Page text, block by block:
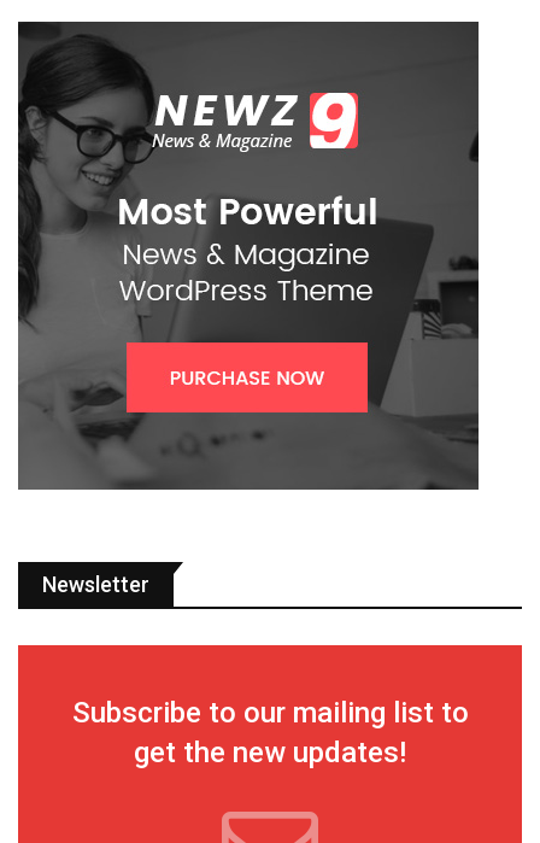
Newsletter
Subscribe to our mailing list to
get the new updates!